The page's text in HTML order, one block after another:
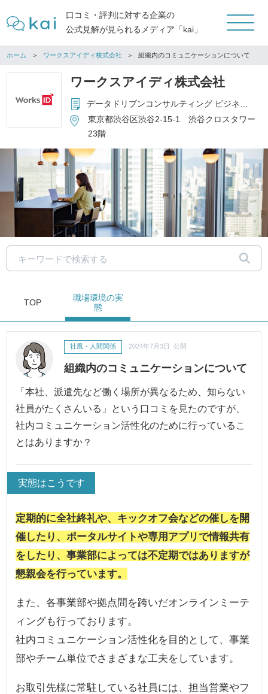
口コミ・評判に対する企業の
公式見解が見られるメディア「kai」
ホーム ワークスアイディ株式会社 組織内のコミュニケーションについて
ワークスアイディ株式会社
データドリブンコンサルティング ビジネスプロセスコンサルティング DX HRコンサルティング デジタル人材育成
東京都渋谷区渋谷2-15-1 渋谷クロスタワー
23階
TOP
職場環境の実
態
組織内のコミュニケーションについて
社風・人間関係 2024年7月3日 公開
「本社、派遣先など働く場所が異なるため、知らない
社員がたくさんいる」という口コミを見たのですが、
社内コミュニケーション活性化のために行っているこ
とはありますか？
実態はこうです
定期的に全社終礼や、キックオフ会などの催しを開
催したり、ポータルサイトや専用アプリで情報共有
をしたり、事業部によっては不定期ではありますが
懇親会を行っています。
また、各事業部や拠点間を跨いだオンラインミーテ
ィングも行っております。
社内コミュニケーション活性化を目的として、事業
部やチーム単位でさまざまな工夫をしています。
お取引先様に常駐している社員には、担当営業やフ